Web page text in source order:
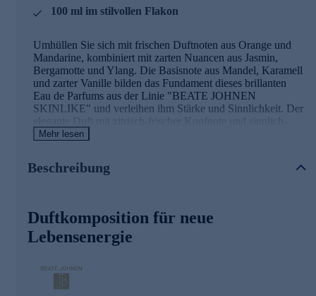
100 ml im stilvollen Flakon
Umhüllen Sie sich mit frischen Duftnoten aus Orange und
Mandarine, kombiniert mit zarten Nuancen aus Jasmin,
Bergamotte und Ylang. Die Basisnote aus Mandel, Karamell
und zarter Vanille bilden das Fundament dieses brillanten
Eau de Parfums aus der Linie "BEATE JOHNEN
SKINLIKE" und verleihen ihm Stärke und Sinnlichkeit. Der
elegante Duft mit zitrisch-frischer Kopfnote und sinnlich-
blumigem Herzen ist geeignet für alle, die ein modernes,
ausgewählte Duftkomponenten ergeben eine facettenreiche
Gleich online bestellen und in ein neues Dufterlebnis
eintauchen.
Mehr lesen
Beschreibung
Duftkomposition für neue
Lebensenergie